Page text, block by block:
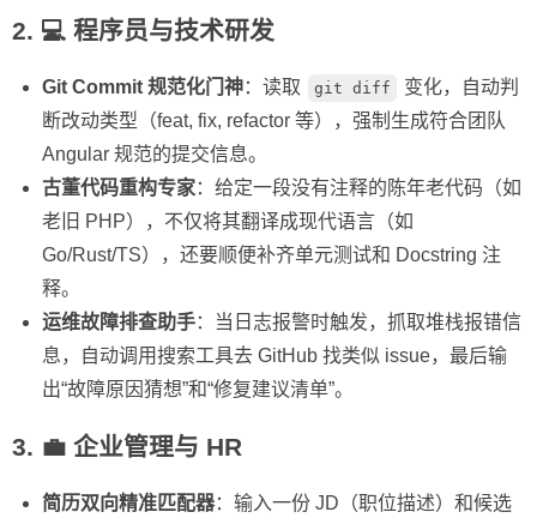
2. 💻 程序员与技术研发
Git Commit 规范化门神：读取 git diff
变化，自动判
断改动类型（feat, fix, refactor 等），强制生成符合团队
Angular 规范的提交信息。
古董代码重构专家：给定一段没有注释的陈年老代码（如
老旧 PHP），不仅将其翻译成现代语言（如
Go/Rust/TS），还要顺便补齐单元测试和 Docstring 注
释。
运维故障排查助手：当日志报警时触发，抓取堆栈报错信
息，自动调用搜索工具去 GitHub 找类似 issue，最后输
出“故障原因猜想”和“修复建议清单”。
3. 💼 企业管理与 HR
简历双向精准匹配器：输入一份 JD（职位描述）和候选